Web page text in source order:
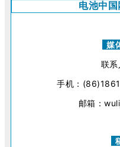
电池中
媒
联系
手机：
邮箱：